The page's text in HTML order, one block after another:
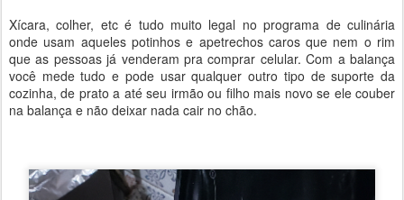
Xícara, colher, etc é tudo muito legal no programa de culinária
onde usam aqueles potinhos e apetrechos caros que nem o rim
que as pessoas já venderam pra comprar celular. Com a balança
você mede tudo e pode usar qualquer outro tipo de suporte da
cozinha, de prato a até seu irmão ou filho mais novo se ele couber
na balança e não deixar nada cair no chão.